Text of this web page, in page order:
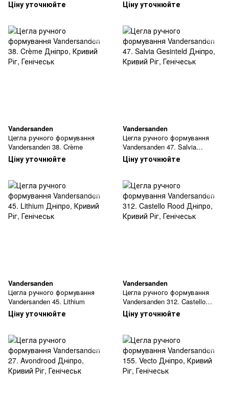
Ціну уточнюйте Ціну уточнюйте
Vandersanden
Цегла ручного формування
Vandersanden 38. Crème
Ціну уточнюйте
Vandersanden
Цегла ручного формування
Vandersanden 47. Salvia
Gesinteld
Ціну уточнюйте
Vandersanden
Цегла ручного формування
Vandersanden 45. Lithium
Ціну уточнюйте
Vandersanden
Цегла ручного формування
Vandersanden 312. Castello
Rood
Ціну уточнюйте